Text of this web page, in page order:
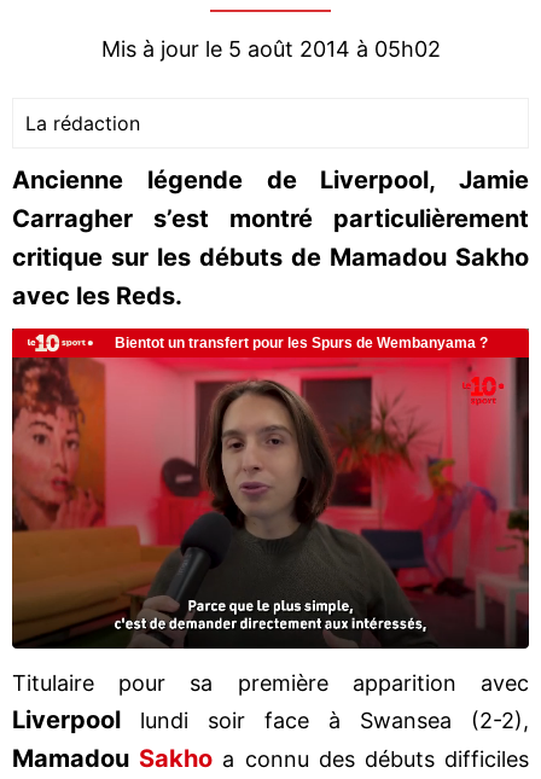
Mis à jour le 5 août 2014 à 05h02
La rédaction
Ancienne légende de Liverpool, Jamie
Carragher s’est montré particulièrement
critique sur les débuts de Mamadou Sakho
avec les Reds.
Titulaire pour sa première apparition avec
Liverpool lundi soir face à Swansea (2-2),
Mamadou Sakho a connu des débuts difficiles